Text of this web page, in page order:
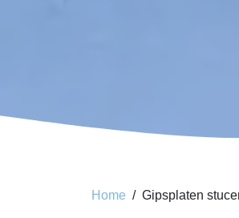
Home Gipsplaten